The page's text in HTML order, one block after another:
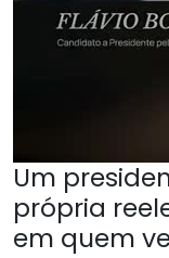
Um
própria
em quem